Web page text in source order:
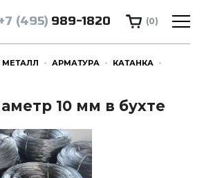
(495) 989-1820 (0)
АРМАТУРА
КАТАНКА
10 мм в бухте